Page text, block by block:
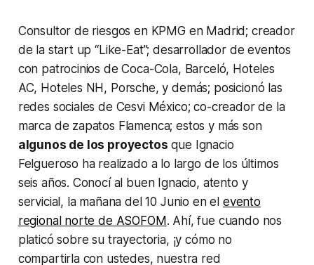
Consultor de riesgos en KPMG en Madrid; creador
de la start up “Like-Eat”; desarrollador de eventos
con patrocinios de Coca-Cola, Barceló, Hoteles
AC, Hoteles NH, Porsche, y demás; posicionó las
redes sociales de Cesvi México; co-creador de la
marca de zapatos Flamenca; estos y más son
algunos de los proyectos que Ignacio
Felgueroso ha realizado a lo largo de los últimos
seis años. Conocí al buen Ignacio, atento y
servicial, la mañana del 10 Junio en el evento
regional norte de ASOFOM. Ahí, fue cuando nos
platicó sobre su trayectoria, ¡y cómo no
compartirla con ustedes, nuestra red